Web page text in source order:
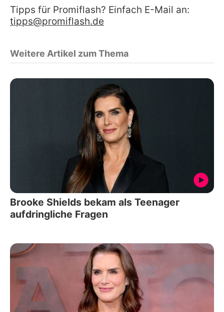
Tipps für Promiflash? Einfach E-Mail an:
tipps@promiflash.de
Weitere Artikel zum Thema
Brooke Shields bekam als Teenager
aufdringliche Fragen